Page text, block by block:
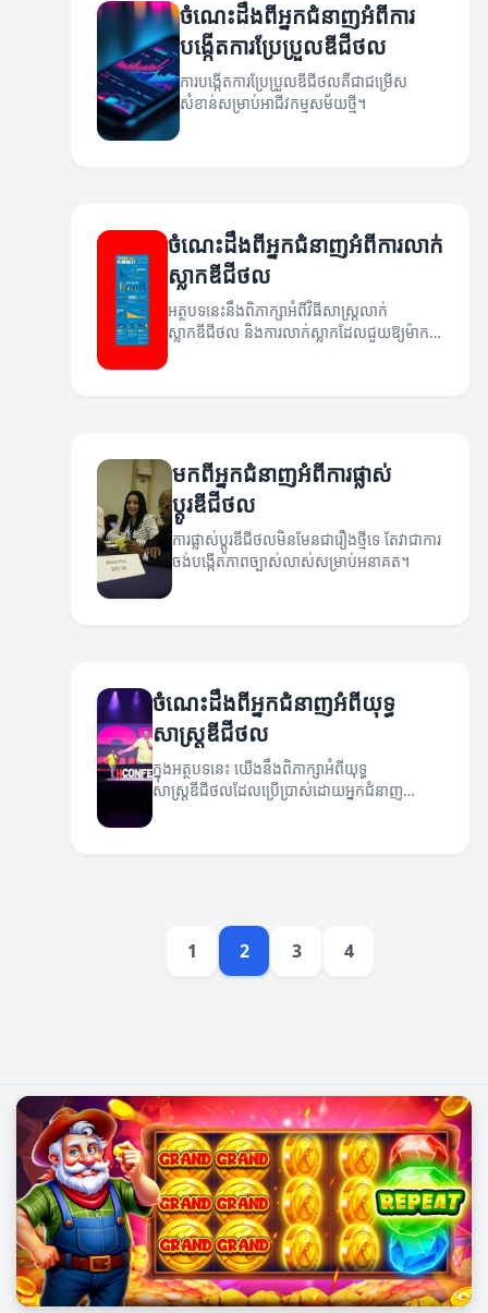
ចំណេះដឹងពីអ្នកជំនាញអំពីការ
បង្កើតការប្រែប្រួលឌីជីថល
ការបង្កើតការប្រែប្រួលឌីជីថលគឺជាជម្រើស
សំខាន់សម្រាប់អាជីវកម្មសម័យថ្មី។
ចំណេះដឹងពីអ្នកជំនាញអំពីការលាក់
ស្លាកឌីជីថល
អត្ថបទនេះនឹងពិភាក្សាអំពីវិធីសាស្ត្រលាក់
ស្លាកឌីជីថល និងការលាក់ស្លាកដែលជួយឱ្យម៉ាក
រឹងមាំឡើង។
មកពីអ្នកជំនាញអំពីការផ្លាស់
ប្តូរឌីជីថល
ការផ្លាស់ប្តូរឌីជីថលមិនមែនជារឿងថ្មីទេ តែវាជាការ
ចង់បង្កើតភាពច្បាស់លាស់សម្រាប់អនាគត។
ចំណេះដឹងពីអ្នកជំនាញអំពីយុទ្ធ
សាស្ត្រឌីជីថល
ក្នុងអត្ថបទនេះ យើងនឹងពិភាក្សាអំពីយុទ្ធ
សាស្ត្រឌីជីថលដែលប្រើប្រាស់ដោយអ្នកជំនាញ
ដើម្បីជួយសម្រេចបាននូវគោលបំណងជោគជ័យ។
1 2 3 4